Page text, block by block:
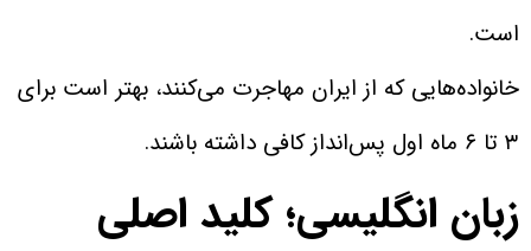
است.
خانواده‌هایی که از ایران مهاجرت می‌کنند، بهتر است برای
۳ تا ۶ ماه اول پس‌انداز کافی داشته باشند.
زبان انگلیسی؛ کلید اصلی